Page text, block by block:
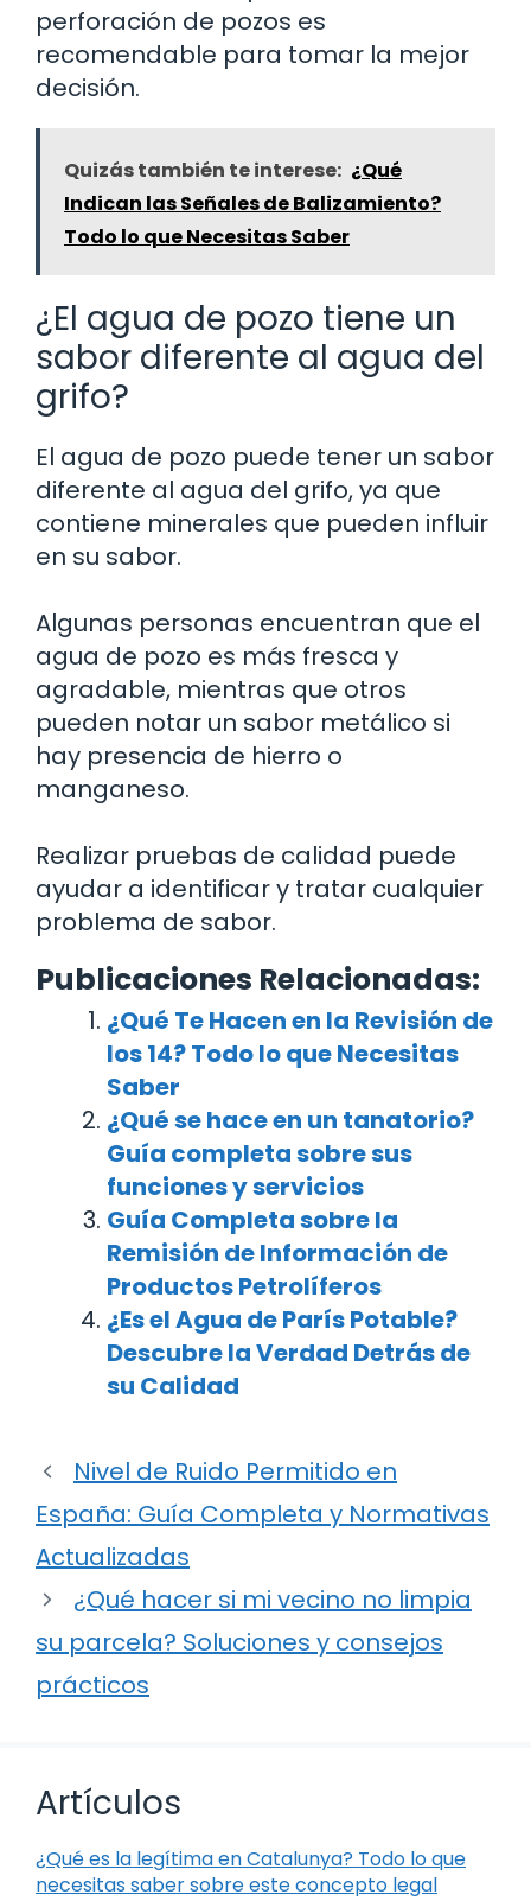
perforación de pozos es
recomendable para tomar la mejor
decisión.
Quizás también te interese: ¿Qué
Indican las Señales de Balizamiento?
Todo lo que Necesitas Saber
¿El agua de pozo tiene un
sabor diferente al agua del
grifo?
El agua de pozo puede tener un sabor
diferente al agua del grifo, ya que
contiene minerales que pueden influir
en su sabor.
Algunas personas encuentran que el
agua de pozo es más fresca y
agradable, mientras que otros
pueden notar un sabor metálico si
hay presencia de hierro o
manganeso.
Realizar pruebas de calidad puede
ayudar a identificar y tratar cualquier
problema de sabor.
Publicaciones Relacionadas:
¿Qué Te Hacen en la Revisión de
los 14? Todo lo que Necesitas
Saber
¿Qué se hace en un tanatorio?
Guía completa sobre sus
funciones y servicios
Guía Completa sobre la
Remisión de Información de
Productos Petrolíferos
¿Es el Agua de París Potable?
Descubre la Verdad Detrás de
su Calidad
Nivel de Ruido Permitido en
España: Guía Completa y Normativas
Actualizadas
¿Qué hacer si mi vecino no limpia
su parcela? Soluciones y consejos
prácticos
Artículos
¿Qué es la legítima en Catalunya? Todo lo que
necesitas saber sobre este concepto legal